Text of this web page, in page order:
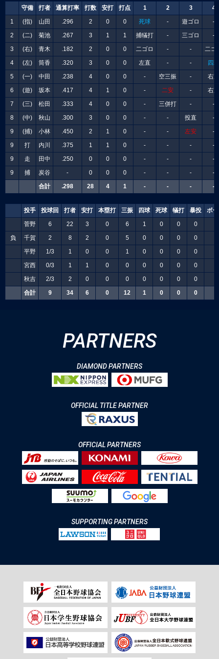
守備 打者 通算打率 打数 安打 打点 1 2 3
4
1
(指) 山田 .296 2 0 0 死球 - 遊ゴロ
-
2
(二) 菊池 .267 3 1 1 捕犠打 - 三ゴロ
-
3
(右) 青木 .182 2 0 0 二ゴロ - -
二ゴ
4
(左) 筒香 .320 3 0 0 左直 - -
四球
5
(一) 中田 .238 4 0 0 - 空三振 -
右直
6
(遊) 坂本 .417 4 1 0 - 二安 -
右直
7
(三) 松田 .333 4 0 0 - 三併打 -
-
8
(中) 秋山 .300 3 0 0 - - 投直
-
9
(捕) 小林 .450 2 1 0 - - 左安
-
9
打 内川 .375 1 1 0 - - -
-
9
走 田中 .250 0 0 0 - - -
-
9
捕 炭谷 - 0 0 0 - - -
-
合計
.298 28 4 1 - - - -
投手 投球回 打者 安打 本塁打 三振 四球 死球 犠打 暴投
ボ
菅野
6 22 3 0 6 1 0 0 0
負
千賀 2 8 2 0 5 0 0 0 0
平野
1/3 1 0 0 1 0 0 0 0
宮西
0/3 1 1 0 0 0 0 0 0
秋吉
2/3 2 0 0 0 0 0 0 0
合計
9 34 6 0 12 1 0 0 0
PARTNERS
DIAMOND PARTNERS
OFFICIAL TITLE PARTNER
OFFICIAL PARTNERS
SUPPORTING PARTNERS